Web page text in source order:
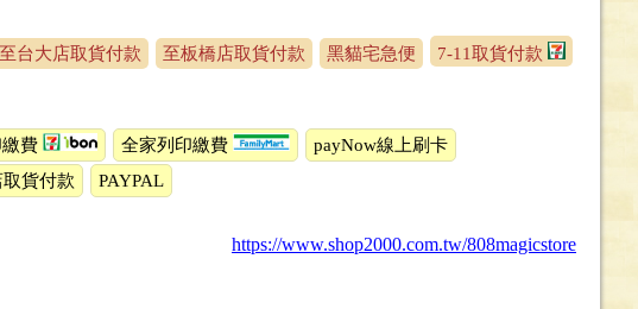
至台大店取貨付款 至板橋店取貨付款 黑貓宅急便
7-11取貨付款
費 全家列印繳費
payNow線上刷卡
貨付款 PAYPAL
https://www.shop2000.com.tw/808magicstore